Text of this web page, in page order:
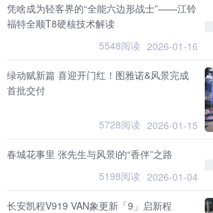
凭啥成为轻客界的“全能六边形战士”——江铃
福特全顺T8硬核技术解读
5548阅读 2026-01-16
绿动赋新篇 喜迎开门红！图雅诺&风景完成
首批交付
5728阅读 2026-01-15
春城花事里 张先生与风景i的“香伴”之路
5198阅读 2026-01-04
长安凯程V919 VAN象更新「9」启新程